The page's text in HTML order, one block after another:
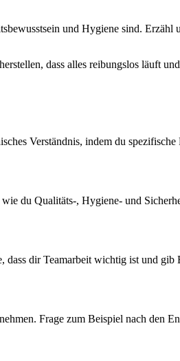
und Hygiene sind. Erzähl
dass alles reibungslos läuft
Verständnis, indem du spezifische
du Qualitäts-, Hygiene- und
dir Teamarbeit wichtig ist und
Frage zum Beispiel nach den